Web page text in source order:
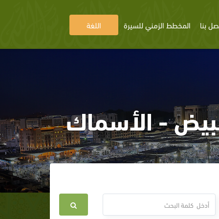
بنا المخطط الزمني للسيرة اللغة
- الأسماك